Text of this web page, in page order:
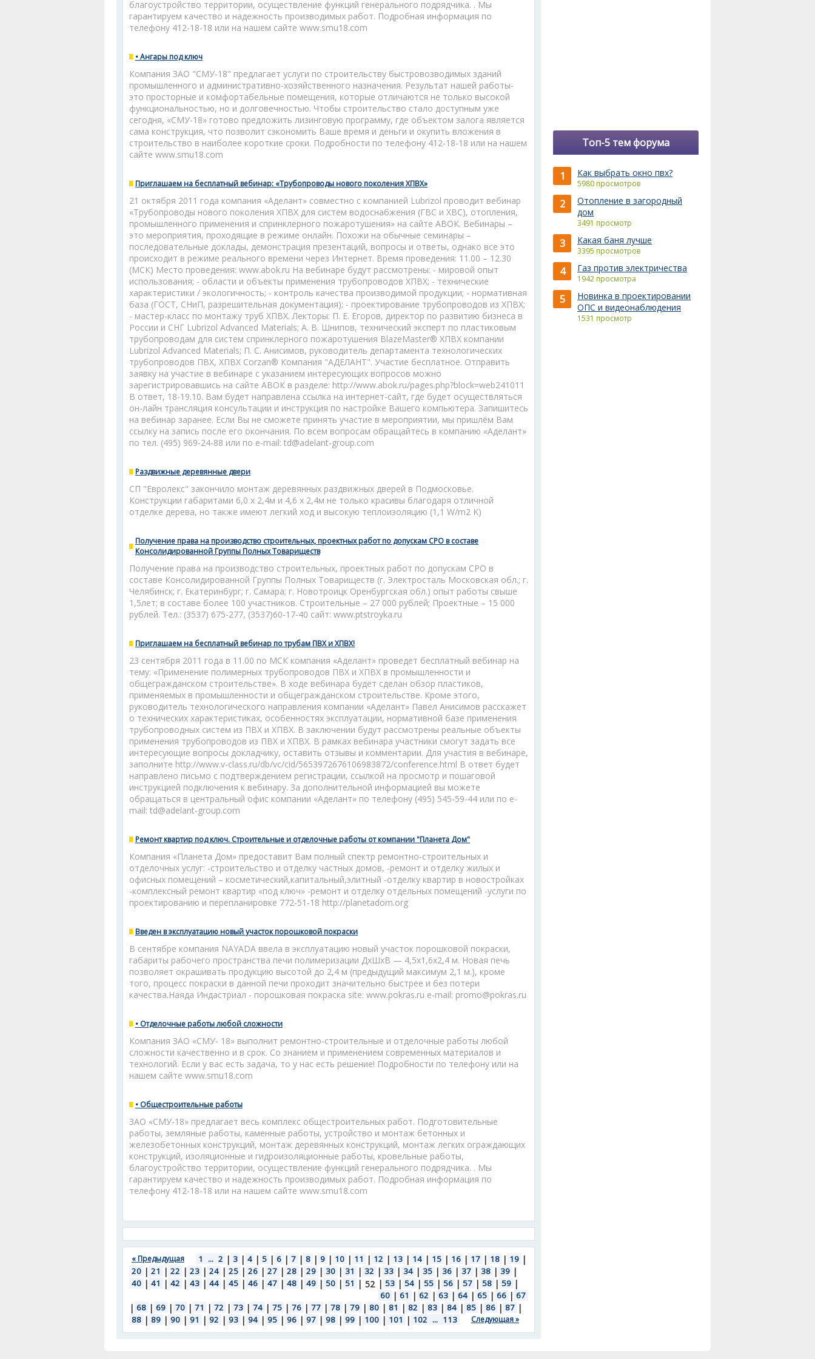
благоустройство территории, осуществление функций генерального подрядчика. . Мы
гарантируем качество и надежность производимых работ. Подробная информация по
телефону 412-18-18 или на нашем сайте www.smu18.com
• Ангары под ключ
Компания ЗАО "СМУ-18" предлагает услуги по строительству быстровозводимых зданий
промышленного и административно-хозяйственного назначения. Результат нашей работы-
это просторные и комфортабельные помещения, которые отличаются не только высокой
функциональностью, но и долговечностью. Чтобы строительство стало доступным уже
сегодня, «СМУ-18» готово предложить лизинговую программу, где объектом залога является
сама конструкция, что позволит сэкономить Ваше время и деньги и окупить вложения в
строительство в наиболее короткие сроки. Подробности по телефону 412-18-18 или на нашем
сайте www.smu18.com
Приглашаем на бесплатный вебинар: «Трубопроводы нового поколения ХПВХ»
21 октября 2011 года компания «Аделант» совместно с компанией Lubrizol проводит вебинар
«Трубопроводы нового поколения ХПВХ для систем водоснабжения (ГВС и ХВС), отопления,
промышленного применения и спринклерного пожаротушения» на сайте АВОК. Вебинары –
это мероприятия, проходящие в режиме онлайн. Похожи на обычные семинары –
последовательные доклады, демонстрация презентаций, вопросы и ответы, однако все это
происходит в режиме реального времени через Интернет. Время проведения: 11.00 – 12.30
(МСК) Место проведения: www.abok.ru На вебинаре будут рассмотрены: - мировой опыт
использования; - области и объекты применения трубопроводов ХПВХ; - технические
характеристики / экологичность; - контроль качества производимой продукции; - нормативная
база (ГОСТ, СНиП, разрешительная документация); - проектирование трубопроводов из ХПВХ;
- мастер-класс по монтажу труб ХПВХ. Лекторы: П. Е. Егоров, директор по развитию бизнеса в
России и СНГ Lubrizol Advanced Materials; А. В. Шнипов, технический эксперт по пластиковым
трубопроводам для систем спринклерного пожаротушения BlazeMaster® ХПВХ компании
Lubrizol Advanced Materials; П. С. Анисимов, руководитель департамента технологических
трубопроводов ПВХ, ХПВХ Corzan® Компания "АДЕЛАНТ". Участие бесплатное. Отправить
заявку на участие в вебинаре с указанием интересующих вопросов можно
зарегистрировавшись на сайте АВОК в разделе: http://www.abok.ru/pages.php?block=web241011
В ответ, 18-19.10. Вам будет направлена ссылка на интернет-сайт, где будет осуществляться
он-лайн трансляция консультации и инструкция по настройке Вашего компьютера. Запишитесь
на вебинар заранее. Если Вы не сможете принять участие в мероприятии, мы пришлём Вам
ссылку на запись после его окончания. По всем вопросам обращайтесь в компанию «Аделант»
по тел. (495) 969-24-88 или по e-mail: td@adelant-group.com
Раздвижные деревянные двери
СП "Евролекс" закончило монтаж деревянных раздвижных дверей в Подмосковье.
Конструкции габаритами 6,0 х 2,4м и 4,6 х 2,4м не только красивы благодаря отличной
отделке дерева, но также имеют легкий ход и высокую теплоизоляцию (1,1 W/m2 K)
Получение права на производство строительных, проектных работ по допускам СРО в составе
Консолидированной Группы Полных Товариществ
Получение права на производство строительных, проектных работ по допускам СРО в
составе Консолидированной Группы Полных Товариществ (г. Электросталь Московская обл.; г.
Челябинск; г. Екатеринбург; г. Самара; г. Новотроицк Оренбургская обл.) опыт работы свыше
1,5лет; в составе более 100 участников. Строительные – 27 000 рублей; Проектные – 15 000
рублей. Тел.: (3537) 675-277, (3537)60-17-40 сайт: www.ptstroyka.ru
Приглашаем на бесплатный вебинар по трубам ПВХ и ХПВХ!
23 сентября 2011 года в 11.00 по МСК компания «Аделант» проведет бесплатный вебинар на
тему: «Применение полимерных трубопроводов ПВХ и ХПВХ в промышленности и
общегражданском строительстве». В ходе вебинара будет сделан обзор пластиков,
применяемых в промышленности и общегражданском строительстве. Кроме этого,
руководитель технологического направления компании «Аделант» Павел Анисимов расскажет
о технических характеристиках, особенностях эксплуатации, нормативной базе применения
трубопроводных систем из ПВХ и ХПВХ. В заключении будут рассмотрены реальные объекты
применения трубопроводов из ПВХ и ХПВХ. В рамках вебинара участники смогут задать все
интересующие вопросы докладчику, оставить отзывы и комментарии. Для участия в вебинаре,
заполните http://www.v-class.ru/db/vc/cid/5653972676106983872/conference.html В ответ будет
направлено письмо с подтверждением регистрации, ссылкой на просмотр и пошаговой
инструкцией подключения к вебинару. За дополнительной информацией вы можете
обращаться в центральный офис компании «Аделант» по телефону (495) 545-59-44 или по e-
mail: td@adelant-group.com
Ремонт квартир под ключ. Строительные и отделочные работы от компании "Планета Дом"
Компания «Планета Дом» предоставит Вам полный спектр ремонтно-строительных и
отделочных услуг: -строительство и отделку частных домов, -ремонт и отделку жилых и
офисных помещений – косметический,капитальный,элитный -отделку квартир в новостройках
-комплексный ремонт квартир «под ключ» -ремонт и отделку отдельных помещений -услуги по
проектированию и перепланировке 772-51-18 http://planetadom.org
Введен в эксплуатацию новый участок порошковой покраски
В сентябре компания NAYADA ввела в эксплуатацию новый участок порошковой покраски,
габариты рабочего пространства печи полимеризации ДхШхВ — 4,5х1,6х2,4 м. Новая печь
позволяет окрашивать продукцию высотой до 2,4 м (предыдущий максимум 2,1 м.), кроме
того, процесс покраски в данной печи проходит значительно быстрее и без потери
качества.Наяда Индастриал - порошковая покраска site: www.pokras.ru e-mail: promo@pokras.ru
• Отделочные работы любой сложности
Компания ЗАО «СМУ- 18» выполнит ремонтно-строительные и отделочные работы любой
сложности качественно и в срок. Со знанием и применением современных материалов и
технологий. Если у вас есть задача, то у нас есть решение! Подробности по телефону или на
нашем сайте www.smu18.com
• Общестроительные работы
ЗАО «СМУ-18» предлагает весь комплекс общестроительных работ. Подготовительные
работы, земляные работы, каменные работы, устройство и монтаж бетонных и
железобетонных конструкций, монтаж деревянных конструкций, монтаж легких ограждающих
конструкций, изоляционные и гидроизоляционные работы, кровельные работы,
благоустройство территории, осуществление функций генерального подрядчика. . Мы
гарантируем качество и надежность производимых работ. Подробная информация по
телефону 412-18-18 или на нашем сайте www.smu18.com
« Предыдущая 1 ... 2 | 3 | 4 | 5 | 6 | 7 | 8 | 9 | 10 | 11 | 12 | 13 | 14 | 15 | 16 | 17 | 18 | 19 |
20 | 21 | 22 | 23 | 24 | 25 | 26 | 27 | 28 | 29 | 30 | 31 | 32 | 33 | 34 | 35 | 36 | 37 | 38 | 39 |
40 | 41 | 42 | 43 | 44 | 45 | 46 | 47 | 48 | 49 | 50 | 51 | 52 | 53 | 54 | 55 | 56 | 57 | 58 | 59 |
60 | 61 | 62 | 63 | 64 | 65 | 66 | 67
| 68 | 69 | 70 | 71 | 72 | 73 | 74 | 75 | 76 | 77 | 78 | 79 | 80 | 81 | 82 | 83 | 84 | 85 | 86 | 87 |
88 | 89 | 90 | 91 | 92 | 93 | 94 | 95 | 96 | 97 | 98 | 99 | 100 | 101 | 102 ... 113 Следующая »
Топ-5 тем форума
1 Как выбрать окно пвх?
5980 просмотров
2
Отопление в загородный
дом
3491 просмотр
3 Какая баня лучше
3395 просмотров
4 Газ против электричества
1942 просмотра
5
Новинка в проектировании
ОПС и видеонаблюдения
1531 просмотр